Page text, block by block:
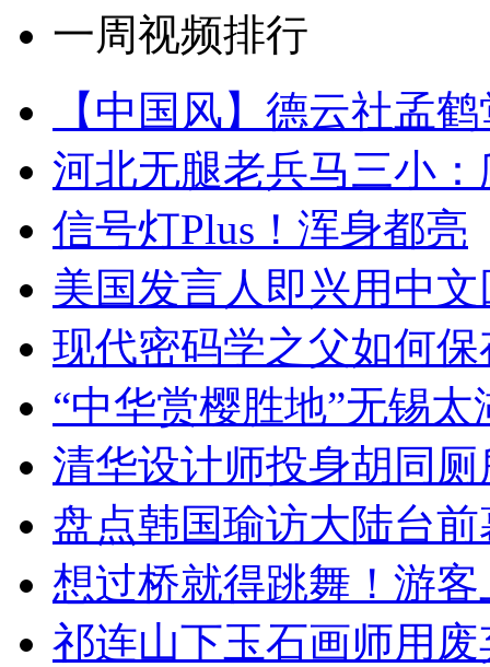
一周视频排行
【中国风】德云社孟
河北无腿老兵马三小
信号灯Plus！浑身都亮
美国发言人即兴用中
现代密码学之父如何
“中华赏樱胜地”无锡
清华设计师投身胡同
盘点韩国瑜访大陆台
想过桥就得跳舞！游客
祁连山下玉石画师用